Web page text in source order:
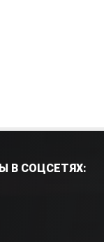
В СОЦСЕТЯХ: